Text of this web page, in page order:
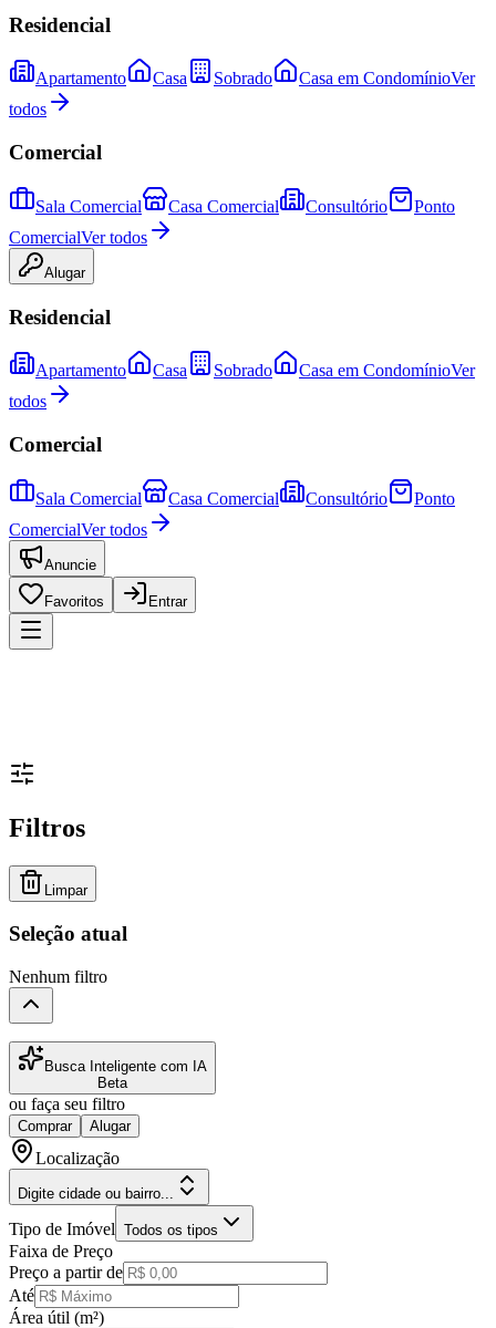
Residencial
Apartamento Casa Sobrado Casa em CondomínioVer
todos
Comercial
Sala Comercial Casa Comercial Consultório
Ponto
ComercialVer todos
Alugar
Residencial
Apartamento Casa Sobrado Casa em CondomínioVer
todos
Comercial
Sala Comercial Casa Comercial Consultório
Ponto
ComercialVer todos
Anuncie
Favoritos Entrar
Filtros
Limpar
Seleção atual
Nenhum filtro
Busca Inteligente com IA
Beta
ou faça seu filtro
Comprar Alugar
Localização
Digite cidade ou bairro...
Tipo de Imóvel Todos os tipos
Faixa de Preço
Preço a partir de
Até
Área útil (m²)